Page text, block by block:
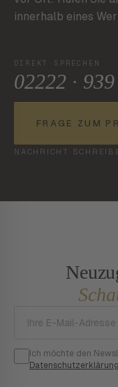
innerhalb eines
DIREKT SPRECHEN
02222 ·
FRAGE ZUM
NACHRICHT
Ich möchte den
Datenschutzerklärung